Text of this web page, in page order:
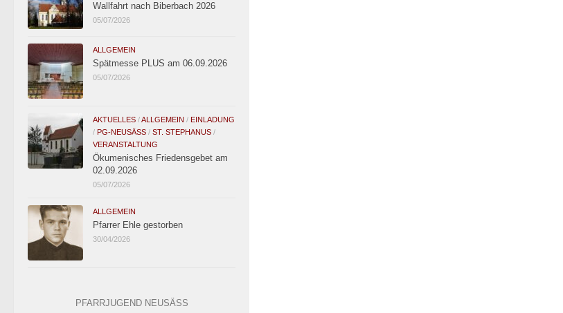
Wallfahrt nach Biberbach 2026
05/07/2026
ALLGEMEIN
Spätmesse PLUS am 06.09.2026
05/07/2026
AKTUELLES /ALLGEMEIN / EINLADUNG
/ PG-NEUSÄSS / ST. STEPHANUS /
VERANSTALTUNG
Ökumenisches Friedensgebet am
02.09.2026
05/07/2026
ALLGEMEIN
Pfarrer Ehle gestorben
30/04/2026
PFARRJUGEND NEUSÄSS